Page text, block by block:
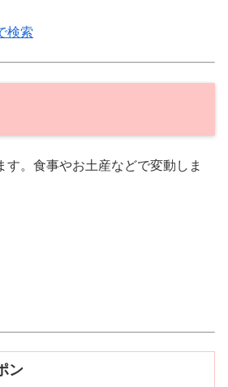
検索
す。食事やお土産などで変動しま
ン